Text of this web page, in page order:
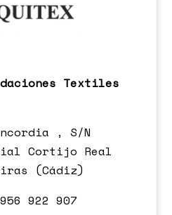
Textiles
, S/N
Cortijo Real
(Cádiz)
922 907